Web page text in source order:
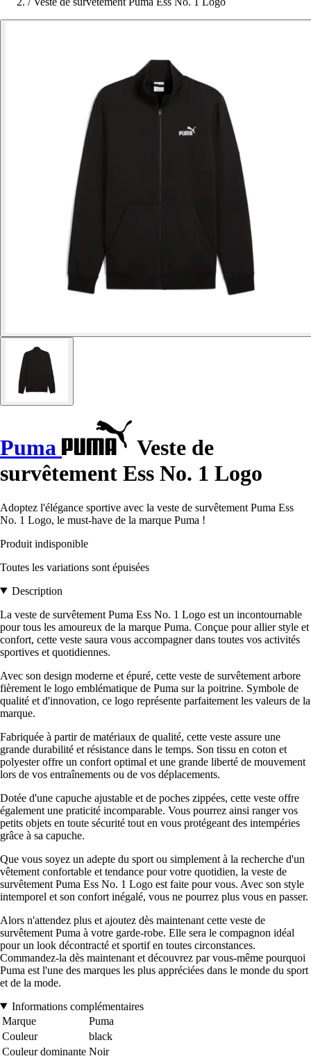
Puma
Veste de
survêtement Ess No. 1 Logo
Adoptez l'élégance sportive avec la veste de survêtement Puma Ess
No. 1 Logo, le must-have de la marque Puma !
Produit indisponible
Toutes les variations sont épuisées
Description
La veste de survêtement Puma Ess No. 1 Logo est un incontournable
pour tous les amoureux de la marque Puma. Conçue pour allier style et
confort, cette veste saura vous accompagner dans toutes vos activités
sportives et quotidiennes.
Avec son design moderne et épuré, cette veste de survêtement arbore
fièrement le logo emblématique de Puma sur la poitrine. Symbole de
qualité et d'innovation, ce logo représente parfaitement les valeurs de la
marque.
Fabriquée à partir de matériaux de qualité, cette veste assure une
grande durabilité et résistance dans le temps. Son tissu en coton et
polyester offre un confort optimal et une grande liberté de mouvement
lors de vos entraînements ou de vos déplacements.
Dotée d'une capuche ajustable et de poches zippées, cette veste offre
également une praticité incomparable. Vous pourrez ainsi ranger vos
petits objets en toute sécurité tout en vous protégeant des intempéries
grâce à sa capuche.
Que vous soyez un adepte du sport ou simplement à la recherche d'un
vêtement confortable et tendance pour votre quotidien, la veste de
survêtement Puma Ess No. 1 Logo est faite pour vous. Avec son style
intemporel et son confort inégalé, vous ne pourrez plus vous en passer.
Alors n'attendez plus et ajoutez dès maintenant cette veste de
survêtement Puma à votre garde-robe. Elle sera le compagnon idéal
pour un look décontracté et sportif en toutes circonstances.
Commandez-la dès maintenant et découvrez par vous-même pourquoi
Puma est l'une des marques les plus appréciées dans le monde du sport
et de la mode.
Informations complémentaires
Marque
Puma
Couleur
black
Couleur dominante Noir